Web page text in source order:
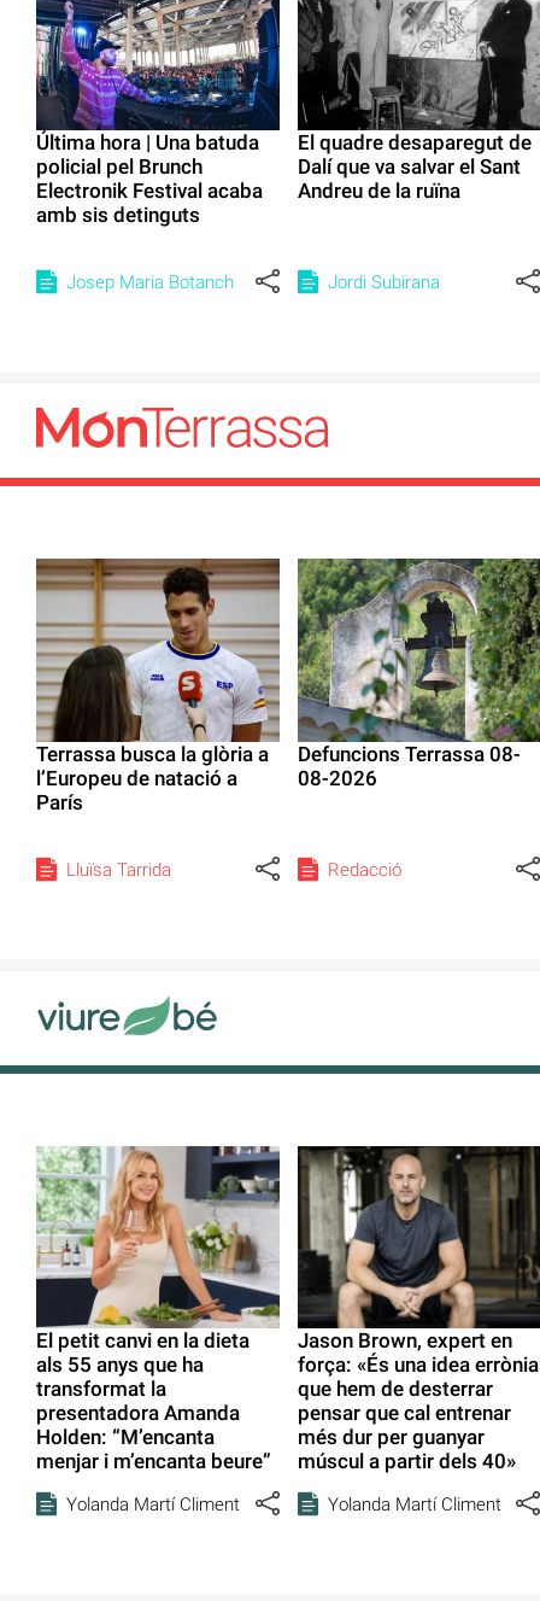
Última hora | Una batuda
policial pel Brunch
Electronik Festival acaba
amb sis detinguts
Josep Maria Botanch
El quadre desaparegut de
Dalí que va salvar el Sant
Andreu de la ruïna
Jordi Subirana
Terrassa busca la glòria a
l’Europeu de natació a
París
Lluïsa Tarrida
Defuncions Terrassa 08-
08-2026
Redacció
El petit canvi en la dieta
als 55 anys que ha
transformat la
presentadora Amanda
Holden: “M’encanta
menjar i m’encanta beure”
Yolanda Martí Climent
Jason Brown, expert en
força: «És una idea errònia
que hem de desterrar
pensar que cal entrenar
més dur per guanyar
múscul a partir dels 40»
Yolanda Martí Climent